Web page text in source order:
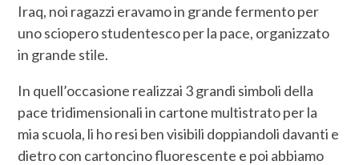
Iraq, noi ragazzi eravamo in grande fermento per
uno sciopero studentesco per la pace, organizzato
in grande stile.
In quell’occasione realizzai 3 grandi simboli della
pace tridimensionali in cartone multistrato per la
mia scuola, li ho resi ben visibili doppiandoli davanti e
dietro con cartoncino fluorescente e poi abbiamo